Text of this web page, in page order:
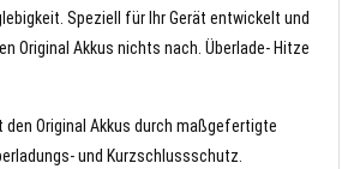
Speziell für Ihr Gerät entwickelt und
Original Akkus nichts nach. Überlade- Hitze
den Original Akkus durch maßgefertigte
und Kurzschlussschutz.